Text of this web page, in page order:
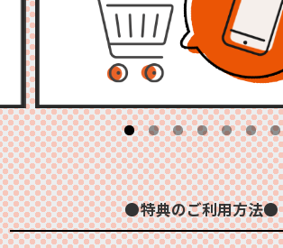
●特典のご利用方法●